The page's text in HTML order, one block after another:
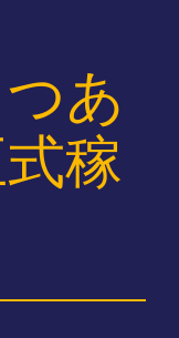
あ
稼